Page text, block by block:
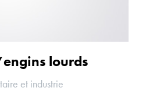
lourds
et industrie